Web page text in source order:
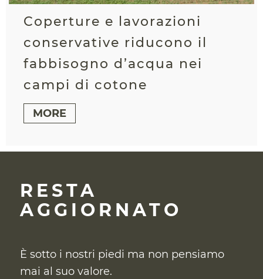
Coperture e lavorazioni
conservative riducono il
fabbisogno d’acqua nei
campi di cotone
MORE
RESTA
AGGIORNATO
È sotto i nostri piedi ma non pensiamo
mai al suo valore.